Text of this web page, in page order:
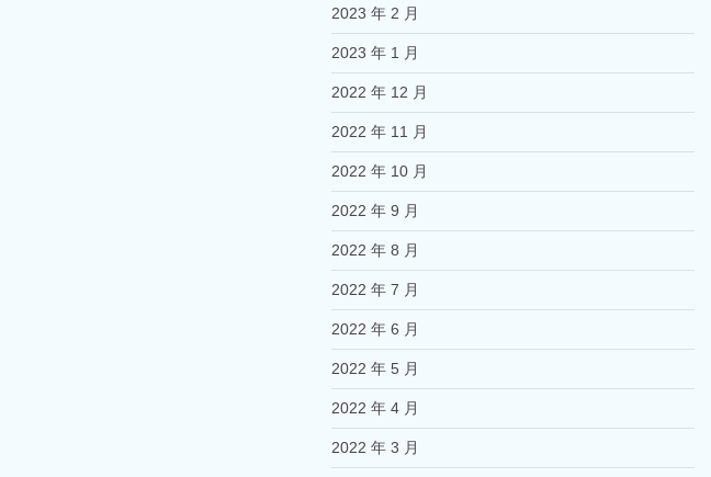
2023 年 2 月
2023 年 1 月
2022 年 12 月
2022 年 11 月
2022 年 10 月
2022 年 9 月
2022 年 8 月
2022 年 7 月
2022 年 6 月
2022 年 5 月
2022 年 4 月
2022 年 3 月